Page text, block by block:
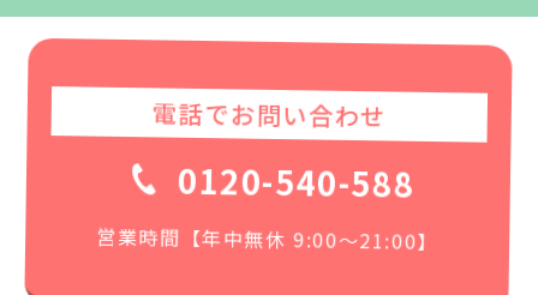
電話でお問い合わせ
0120-540-588
営業時間【年中無休 9:00〜21:00】